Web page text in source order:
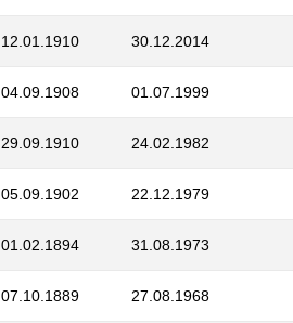
12.01.1910 30.12.2014
04.09.1908 01.07.1999
29.09.1910 24.02.1982
05.09.1902 22.12.1979
01.02.1894 31.08.1973
07.10.1889 27.08.1968